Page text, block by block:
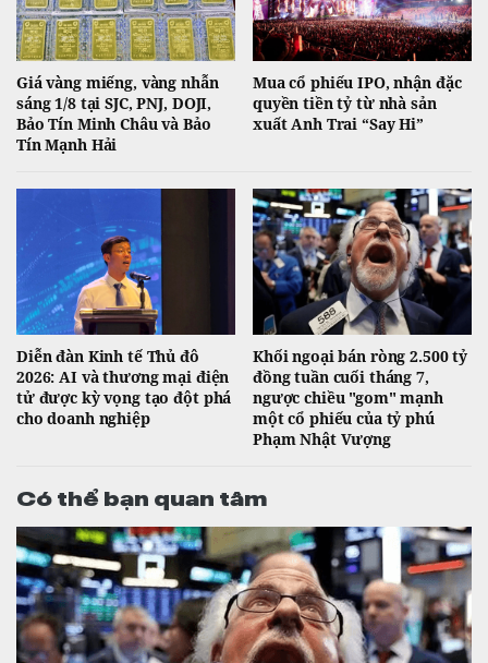
Giá vàng miếng, vàng nhẫn
sáng 1/8 tại SJC, PNJ, DOJI,
Bảo Tín Minh Châu và Bảo
Tín Mạnh Hải
Mua cổ phiếu IPO, nhận đặc
quyền tiền tỷ từ nhà sản
xuất Anh Trai “Say Hi”
Diễn đàn Kinh tế Thủ đô
2026: AI và thương mại điện
tử được kỳ vọng tạo đột phá
cho doanh nghiệp
Khối ngoại bán ròng 2.500 tỷ
đồng tuần cuối tháng 7,
ngược chiều "gom" mạnh
một cổ phiếu của tỷ phú
Phạm Nhật Vượng
Có thể bạn quan tâm